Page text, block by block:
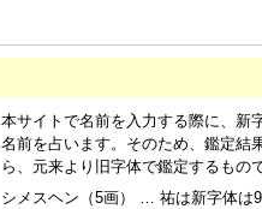
本サイトで名前を入力する際に、新
名前を占います。そのため、鑑定結
ら、元来より旧字体で鑑定するもの
シメスヘン（5画） … 祐は新字体は